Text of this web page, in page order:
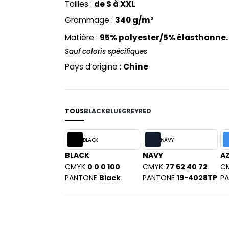
SPORT
Tailles : de S à XXL
Grammage : 340 g/m²
Matière : 95% polyester/5% élasthanne.
Sauf coloris spécifiques
Pays d’origine : Chine
TOUSBLACKBLUEGREYRED
BLACK
BLACK
CMYK 0 0 0 100
PANTONE Black
NAVY
NAVY
CMYK 77 62 40 72
PANTONE 19-4028TP